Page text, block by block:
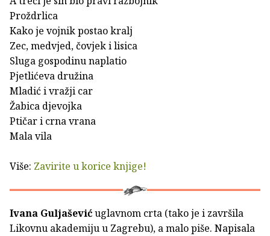
Proždrlica
Kako je vojnik postao kralj
Zec, medvjed, čovjek i lisica
Sluga gospodinu naplatio
Pjetlićeva družina
Mladić i vražji car
Žabica djevojka
Ptičar i crna vrana
Mala vila
Više: Zavirite u korice knjige!
Ivana Guljaševićuglavnom crta (tako je i završila
Likovnu akademiju u Zagrebu), a malo piše. Napisala